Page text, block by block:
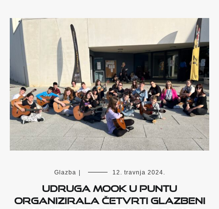
Glazba | 12. travnja 2024.
Udruga MOOK u Puntu
organizirala četvrti Glazbeni